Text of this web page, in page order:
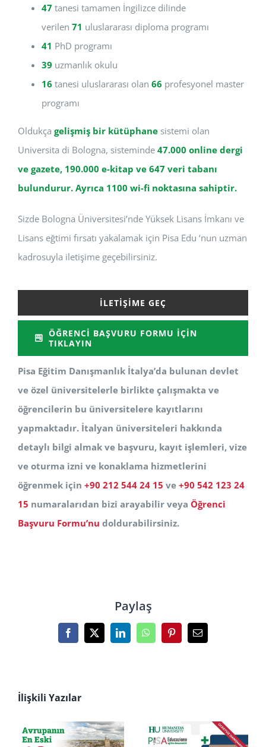
47 tanesi tamamen İngilizce dilinde
verilen 71 uluslararası diploma programı
41 PhD programı
39 uzmanlık okulu
16 tanesi uluslararası olan 66 profesyonel master
programı
Oldukça gelişmiş bir kütüphane sistemi olan
Universita di Bologna, sisteminde 47.000 online dergi
ve gazete, 190.000 e-kitap ve 647 veri tabanı
bulundurur. Ayrıca 1100 wi-fi noktasına sahiptir.
Sizde Bologna Üniversitesi’nde Yüksek Lisans İmkanı ve
Lisans eğtimi fırsatı yakalamak için Pisa Edu ‘nun uzman
kadrosuyla iletişime geçebilirsiniz.
İLETIŞIME GEÇ
ÖĞRENCI BAŞVURU FORMU İÇIN
TIKLAYIN
Pisa Eğitim Danışmanlık İtalya’da bulunan devlet
ve özel üniversitelerle birlikte çalışmakta ve
öğrencilerin bu üniversitelere kayıtlarını
yapmaktadır. İtalyan üniversiteleri hakkında
detaylı bilgi almak ve başvuru, kayıt işlemleri, vize
ve oturma izni ve konaklama hizmetlerini
öğrenmek için +90 212 544 24 15 ve +90 542 123 24
15 numaralarıdan bizi arayabilir veya Öğrenci
Başvuru Formu’nu doldurabilirsiniz.
Paylaş
Facebook
X LinkedInWhatsAppPinterest
E-
İlişkili Yazılar